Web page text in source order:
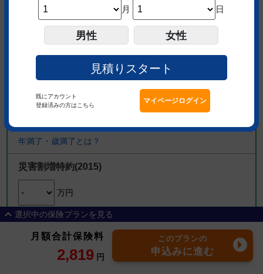
月 日
男性 女性
見積りスタート
既にアカウント
登録済みの方はこちら
保険金額
万円
みんなの選ぶ保険金額はどれぐ
らい？
年
年満了・歳満了とは？
災害割増特約(2015)
万円
災害死亡保険金・災害高度障害保険金とは？
選択中の保険プランを見る
324円
就業不能保険 働く人のたより
SBI生命の終身医療保険Neo 1,155円
月額合計保険料
2,819 円
このプランの
申込みに進む